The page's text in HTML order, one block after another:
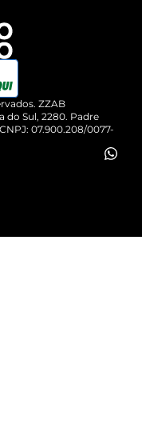
ZZAB
do Sul, 2280. Padre
07.900.208/0077-